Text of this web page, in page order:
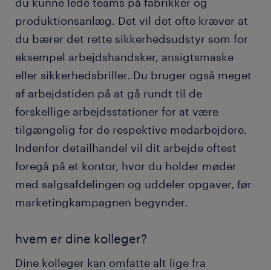
produktionsanlæg. Det vil det ofte kræver at
du bærer det rette sikkerhedsudstyr som for
eksempel arbejdshandsker, ansigtsmaske
eller sikkerhedsbriller. Du bruger også meget
af arbejdstiden på at gå rundt til de
forskellige arbejdsstationer for at være
tilgængelig for de respektive medarbejdere.
Indenfor detailhandel vil dit arbejde oftest
foregå på et kontor, hvor du holder møder
med salgsafdelingen og uddeler opgaver, før
marketingkampagnen begynder.
hvem er dine kolleger?
Dine kolleger kan omfatte alt lige fra